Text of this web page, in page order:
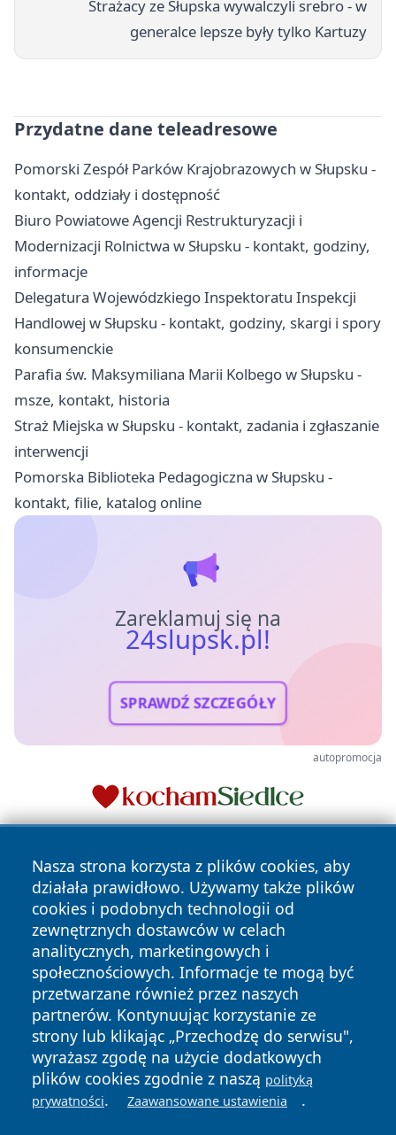
Strażacy ze Słupska wywalczyli srebro - w
generalce lepsze były tylko Kartuzy
Przydatne dane teleadresowe
Pomorski Zespół Parków Krajobrazowych w Słupsku -
kontakt, oddziały i dostępność
Biuro Powiatowe Agencji Restrukturyzacji i
Modernizacji Rolnictwa w Słupsku - kontakt, godziny,
informacje
Delegatura Wojewódzkiego Inspektoratu Inspekcji
Handlowej w Słupsku - kontakt, godziny, skargi i spory
konsumenckie
Parafia św. Maksymiliana Marii Kolbego w Słupsku -
msze, kontakt, historia
Straż Miejska w Słupsku - kontakt, zadania i zgłaszanie
interwencji
Pomorska Biblioteka Pedagogiczna w Słupsku -
kontakt, filie, katalog online
Zareklamuj się na
24slupsk.pl!
SPRAWDŹ SZCZEGÓŁY
autopromocja
Nasza strona korzysta z plików cookies, aby
działała prawidłowo. Używamy także plików
cookies i podobnych technologii od
zewnętrznych dostawców w celach
analitycznych, marketingowych i
społecznościowych. Informacje te mogą być
przetwarzane również przez naszych
partnerów. Kontynuując korzystanie ze
strony lub klikając „Przechodzę do serwisu",
wyrażasz zgodę na użycie dodatkowych
plików cookies zgodnie z naszą polityką
prywatności. Zaawansowane ustawienia .
Copyright © 2026 24slupsk.pl Wszystkie prawa zastrzeżone.
News Autorzy
Polityka
Prywatności
Polityka
Cookies